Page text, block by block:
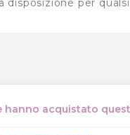
disposizione per
hanno acquistato